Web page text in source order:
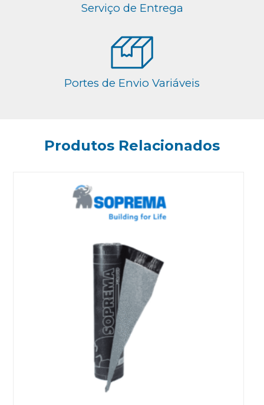
Serviço de Entrega
Portes de Envio Variáveis
Produtos Relacionados